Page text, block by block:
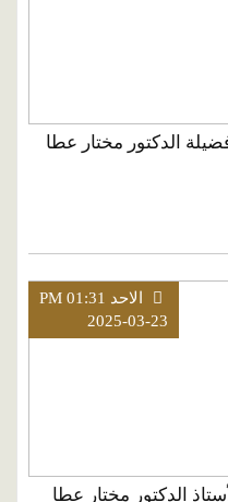
الدكتور مختار عطا
الاحد PM 01:31
2025-03-23
الدكتور مختار عطا